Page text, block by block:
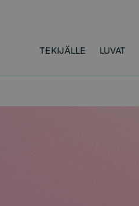
TEKIJÄLLE LUVAT